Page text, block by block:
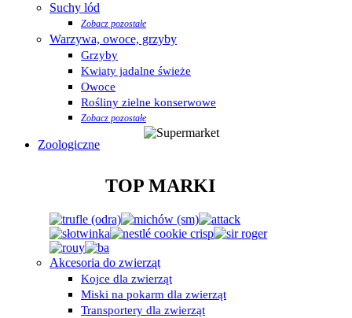
Suchy lód
Zobacz pozostałe
Warzywa, owoce, grzyby
Grzyby
Kwiaty jadalne świeże
Owoce
Rośliny zielne konserwowe
Zobacz pozostałe
Zoologiczne
TOP MARKI
Akcesoria do zwierząt
Kojce dla zwierząt
Miski na pokarm dla zwierząt
Transportery dla zwierząt